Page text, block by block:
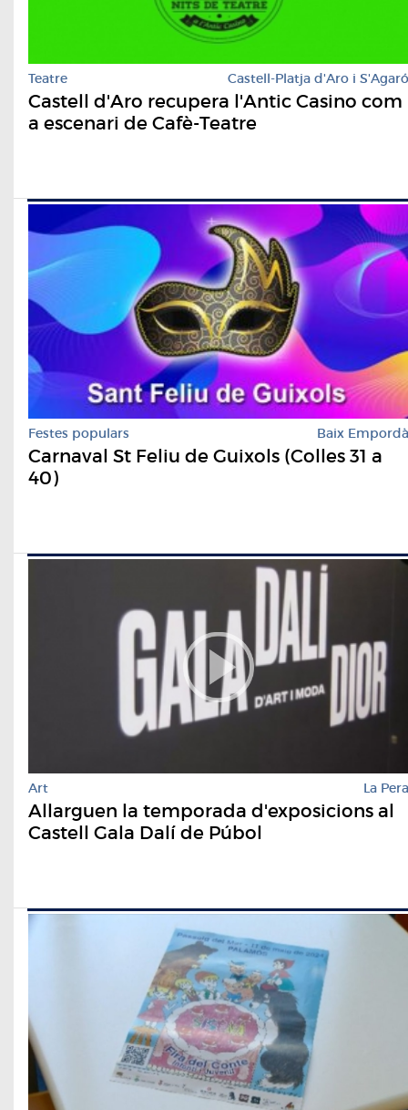
Teatre Castell-Platja d'Aro i S'Agaró
Castell d'Aro recupera l'Antic Casino com
a escenari de Cafè-Teatre
Festes populars Baix Empordà
Carnaval St Feliu de Guixols (Colles 31 a
40)
Art La Pera
Allarguen la temporada d'exposicions al
Castell Gala Dalí de Púbol